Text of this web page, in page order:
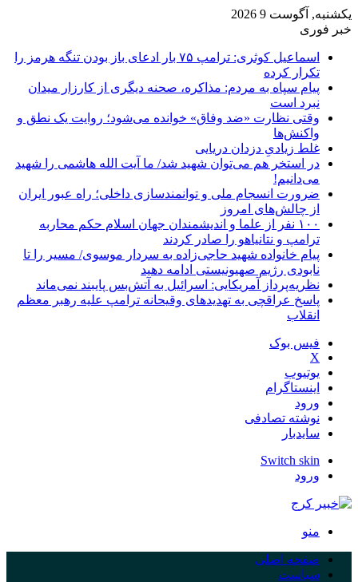
یکشنبه, آگوست 9 2026
خبر فوری
اسماعیل کوثری: ترامپ ۷۵ بار ادعای باز بودن تنگه هرمز را
تکرار کرده
پیام سپاه به مردم: مذاکره، صحنه دیگری از کارزار میدان
نبرد است
وقتی نظارت «ضد وفاق» خوانده می‌شود؛ روایت یک نطق و
واکنش‌ها
غلط زیادیِ دزدان دریایی
در استخر هم می‌توان شهید شد/ ما آیت الله هاشمی را شهید
می‌دانیم!
ضرورت انسجام ملی و توانمندسازی داخلی؛ راه عبور ایران
از چالش‌های امروز
۱۰۰ نفر از علما و اندیشمندان جهان اسلام حکم محاربه
ترامپ و نتانیاهو را صادر کردند
پیام خانواده شهید حاجی‌زاده به سردار موسوی/ مسیر را تا
نابودی رژیم صهیونیستی ادامه دهید
نظریه‌پرداز آمریکایی: اسرائیل به آتش‌بس پایبند نمی‌ماند
پاسخ عراقچی به تهدیدهای وقیحانه ترامپ علیه رهبر معظم
انقلاب
فیس بوک
X
یوتیوب
اینستاگرام
ورود
نوشته تصادفی
سایدبار
Switch skin
ورود
منو
صفحه اصلی
سیاست